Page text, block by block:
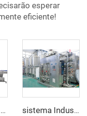
esperar
eficiente!
Equipamento Automático para Enchimento, Vedação e Rotulagem de Garrafas Verdes de Vidro Coreanas de 360ml para Vinho 6000BPH sistema Industrial de Filtração e Purificação de Água por Osmose Reversa de 6000L 10000L